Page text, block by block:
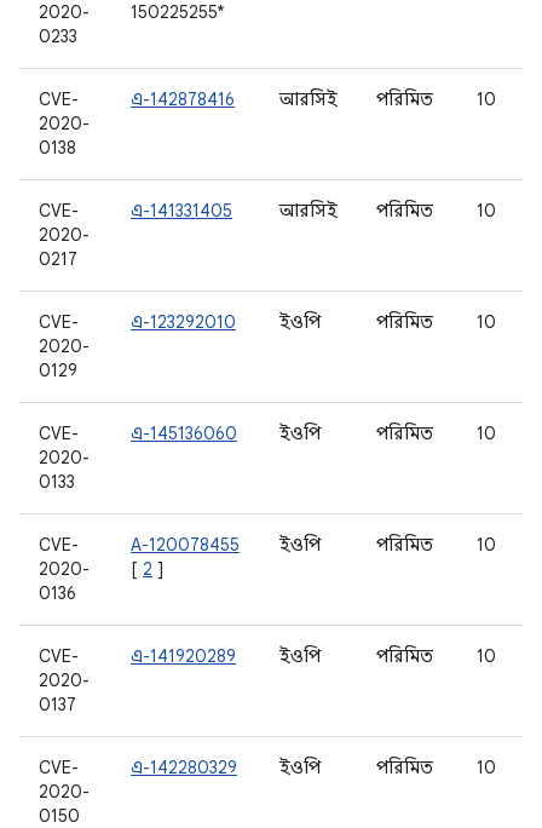
2020-
0233
150225255*
CVE-
2020-
0138
এ-142878416 আরসিই পরিমিত 10
CVE-
2020-
0217
এ-141331405 আরসিই পরিমিত 10
CVE-
2020-
0129
এ-123292010 ইওপি পরিমিত 10
CVE-
2020-
0133
এ-145136060 ইওপি পরিমিত 10
CVE-
2020-
0136
A-120078455
[ 2 ]
ইওপি পরিমিত 10
CVE-
2020-
0137
এ-141920289 ইওপি পরিমিত 10
CVE-
2020-
0150
এ-142280329 ইওপি পরিমিত 10